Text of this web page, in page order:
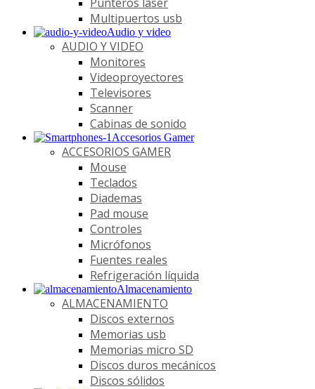
Multipuertos usb
Audio y video
AUDIO Y VIDEO
Monitores
Videoproyectores
Televisores
Scanner
Cabinas de sonido
Accesorios Gamer
ACCESORIOS GAMER
Mouse
Teclados
Diademas
Pad mouse
Controles
Micrófonos
Fuentes reales
Refrigeración líquida
Almacenamiento
ALMACENAMIENTO
Discos externos
Memorias usb
Memorias micro SD
Discos duros mecánicos
Discos sólidos